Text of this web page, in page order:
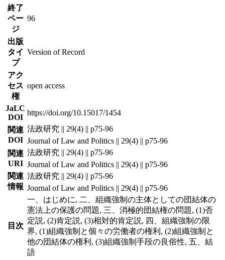
終了
ペー
ジ
96
出版
タイ
プ
Version of Record
アク
セス
権
open access
JaLC
DOI
https://doi.org/10.15017/1454
関連
DOI
法政研究 || 29(4) || p75-96
Journal of Law and Politics || 29(4) || p75-96
関連
URI
法政研究 || 29(4) || p75-96
Journal of Law and Politics || 29(4) || p75-96
関連
情報
法政研究 || 29(4) || p75-96
Journal of Law and Politics || 29(4) || p75-96
目次
一、はじめに, 二、組織強制の主体としての団結体の
憲法上の保護の問題, 三、消極的団結権の問題, (1)否
定説, (2)肯定説, (3)相対的肯定説, 四、組織強制の限
界, (1)組織強制と個々の労働者の権利, (2)組織強制と
他の団結体の権利, (3)組織強制手段の良俗性, 五、結
語